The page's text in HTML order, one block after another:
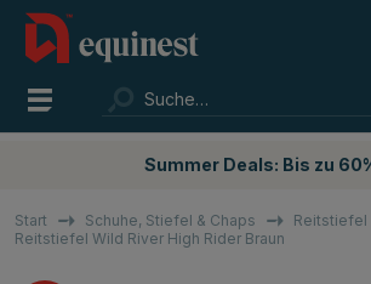
Summer Deals: Bis zu
Start Schuhe, Stiefel & Chaps
Reitstiefel
Reitstiefel Wild River High Rider Braun